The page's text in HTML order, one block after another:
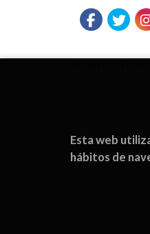
Esta web
hábitos de